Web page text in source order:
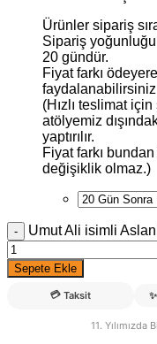
Ürünler sipariş
Sipariş
20 gündür.
Fiyat farkı
(Hızlı teslimat
atölyemiz
yaptırılır.
Fiyat farkı
değişiklik olmaz.)
Umut Ali isimli
Sepete Ekle
💳 Taksit ✨
11.